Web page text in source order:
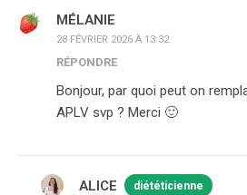
MÉLANIE
28 FÉVRIER 2026 À 13:32
RÉPONDRE
Bonjour, par quoi peut on
APLV svp ? Merci 🙂
ALICE diététicienne